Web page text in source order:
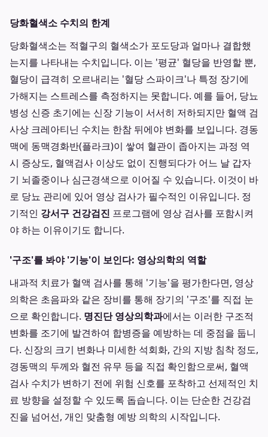
당화혈색소 수치의 한계
당화혈색소는 적혈구의 혈색소가 포도당과 얼마나 결합했
는지를 나타내는 수치입니다. 이는 '평균' 혈당을 반영할 뿐,
혈당이 급격히 오르내리는 '혈당 스파이크'나 특정 장기에
가해지는 스트레스를 측정하지는 못합니다. 예를 들어, 당뇨
병성 신증 초기에는 신장 기능이 서서히 저하되지만 혈액 검
사상 크레아티닌 수치는 한참 뒤에야 변화를 보입니다. 경동
맥에 동맥경화반(플라크)이 쌓여 혈관이 좁아지는 과정 역
시 증상도, 혈액검사 이상도 없이 진행되다가 어느 날 갑자
기 뇌졸중이나 심근경색으로 이어질 수 있습니다. 이것이 바
로 당뇨 관리에 있어 영상 검사가 필수적인 이유입니다. 정
기적인 강서구 건강검진 프로그램에 영상 검사를 포함시켜
야 하는 이유이기도 합니다.
'구조'를 봐야 '기능'이 보인다: 영상의학의 역할
내과적 치료가 혈액 검사를 통해 '기능'을 평가한다면, 영상
의학은 초음파와 같은 장비를 통해 장기의 '구조'를 직접 눈
으로 확인합니다. 명진단 영상의학과에서는 이러한 구조적
변화를 조기에 발견하여 합병증을 예방하는 데 중점을 둡니
다. 신장의 크기 변화나 미세한 석회화, 간의 지방 침착 정도,
경동맥의 두께와 혈전 유무 등을 직접 확인함으로써, 혈액
검사 수치가 변하기 전에 위험 신호를 포착하고 선제적인 치
료 방향을 설정할 수 있도록 돕습니다. 이는 단순한 건강검
진을 넘어선, 개인 맞춤형 예방 의학의 시작입니다.